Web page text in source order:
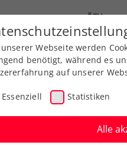
ÖTV
Ausbildungen
Webseite werden
benötigt, während es
auf unserer
Essenziell Statistiken
Alle